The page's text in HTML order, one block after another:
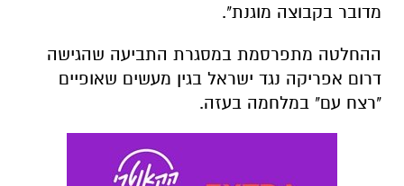
מדובר בקבוצה מוגנת".
ההחלטה מתפרסמת במסגרת התביעה שהגישה
דרום אפריקה נגד ישראל בגין מעשים שאופיים
"רצח עם" במלחמה בעזה.